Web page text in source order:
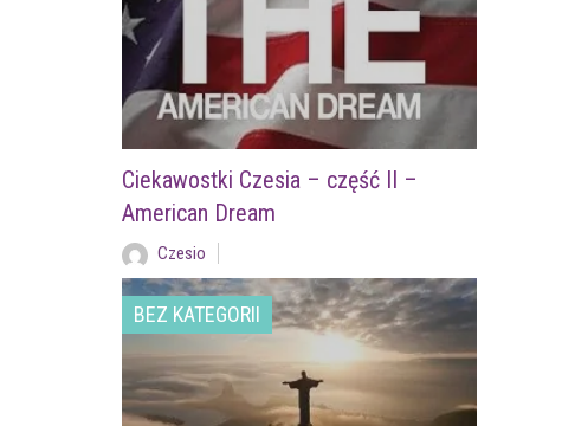
Ciekawostki Czesia – część II –
American Dream
Czesio
BEZ KATEGORII